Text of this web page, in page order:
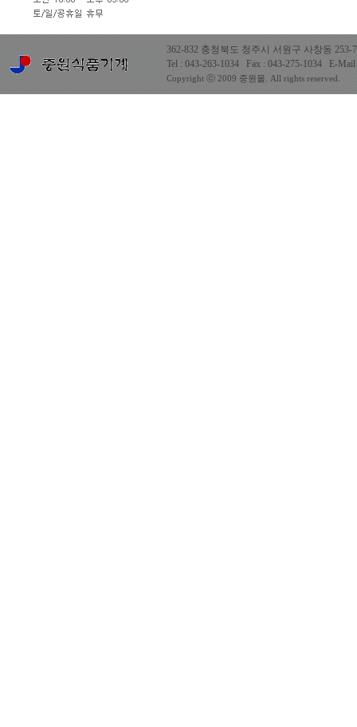
362-832 충청북도 청주시 서원구 사창동
Tel : 043-263-1034 Fax : 043-275-1034 E-
Copyright ⓒ 2009 중원몰. All rights reserved.